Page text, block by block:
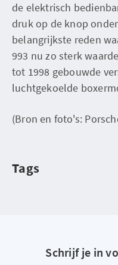
de elektrisch
druk op de knop
belangrijkste reden
993 nu zo sterk
tot 1998 gebouwde
luchtgekoelde
(Bron en foto's:
Tags
Schrijf je in